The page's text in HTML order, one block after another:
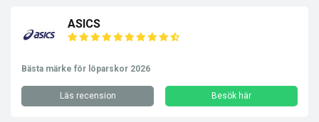
ASICS
Bästa märke för löparskor 2026
Läs recension Besök här